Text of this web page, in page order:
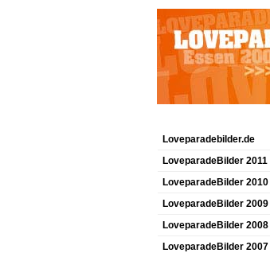
Loveparadebilder.de
LoveparadeBilder 2011
LoveparadeBilder 2010
LoveparadeBilder 2009
LoveparadeBilder 2008
LoveparadeBilder 2007